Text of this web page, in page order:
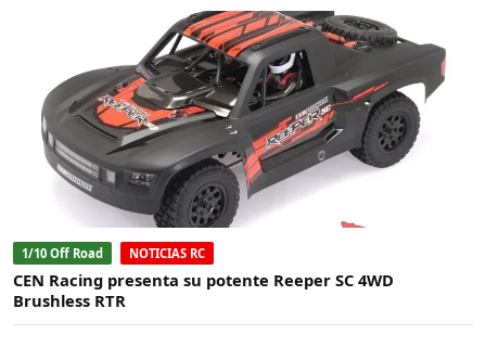
1/10 Off Road NOTICIAS RC
CEN Racing presenta su potente Reeper SC 4WD
Brushless RTR